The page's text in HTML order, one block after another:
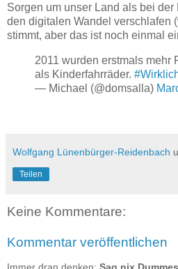
Sorgen um unser Land als bei
den digitalen Wandel verschlafen
stimmt, aber das ist noch einmal
2011 wurden erstmals mehr
als Kinderfahrräder.
— Michael (@domsalla)
Wolfgang Lünenbürger-Reidenbach
Teilen
Keine Kommentare:
Kommentar veröffentlichen